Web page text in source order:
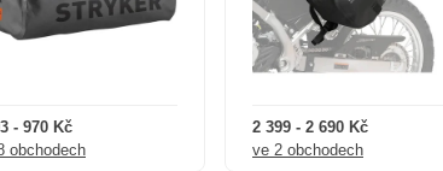
- 970 Kč
obchodech
2 399 - 2 690 Kč
ve 2 obchodech